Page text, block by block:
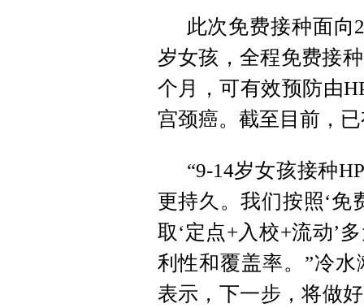
此次免费接种面向
岁女孩，全程免费接
个月，可有效预防由
宫颈癌。截至目前，
“9-14岁女孩接种
更持久。我们按照‘免
取‘定点+入校+流动’
利性和覆盖率。”冷
表示，下一步，将做